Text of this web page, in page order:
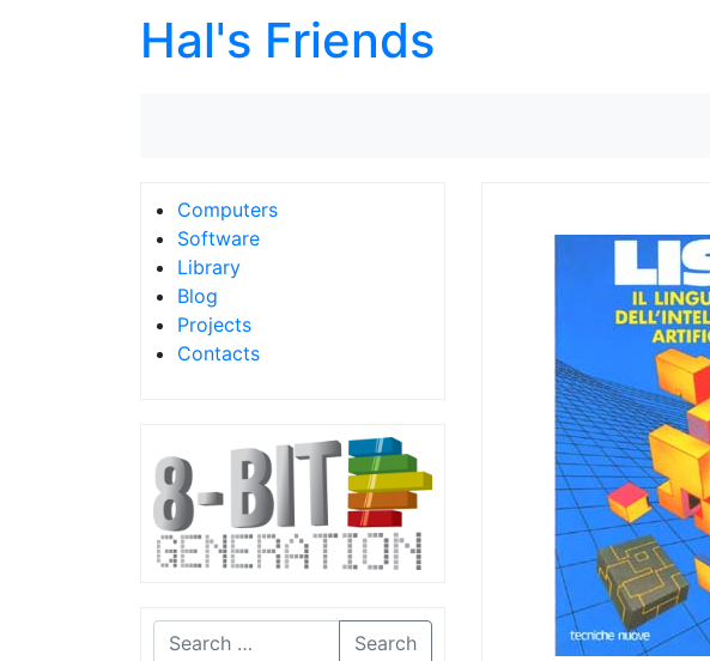
Hal's Friends
Computers
Software
Library
Blog
Projects
Contacts
Search